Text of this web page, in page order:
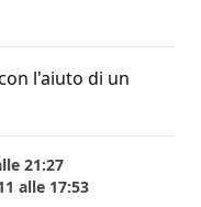
l'aiuto di un
21:27
alle 17:53